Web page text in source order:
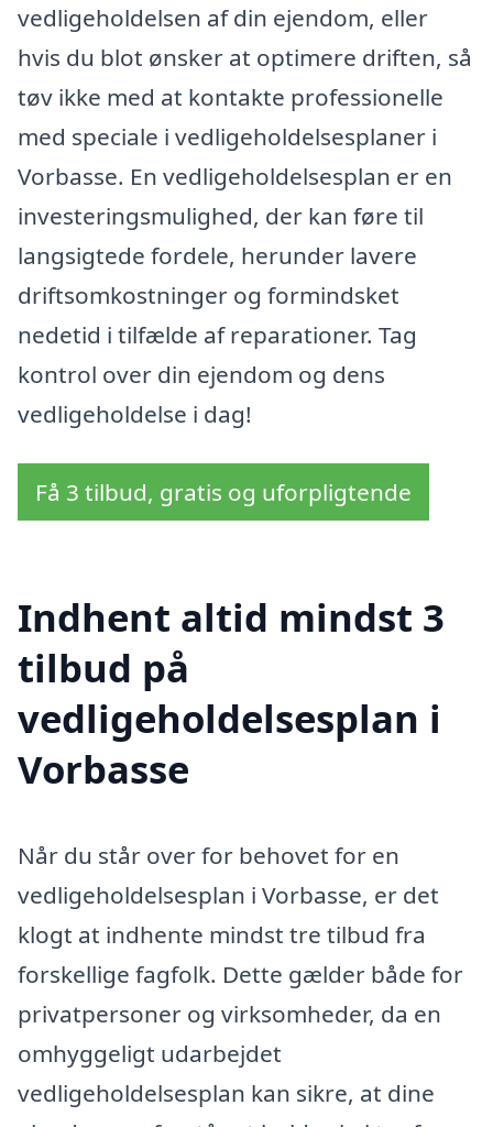
vedligeholdelsen af din ejendom, eller
hvis du blot ønsker at optimere driften, så
tøv ikke med at kontakte professionelle
med speciale i vedligeholdelsesplaner i
Vorbasse. En vedligeholdelsesplan er en
investeringsmulighed, der kan føre til
langsigtede fordele, herunder lavere
driftsomkostninger og formindsket
nedetid i tilfælde af reparationer. Tag
kontrol over din ejendom og dens
vedligeholdelse i dag!
Få 3 tilbud, gratis og uforpligtende
Indhent altid mindst 3
tilbud på
vedligeholdelsesplan i
Vorbasse
Når du står over for behovet for en
vedligeholdelsesplan i Vorbasse, er det
klogt at indhente mindst tre tilbud fra
forskellige fagfolk. Dette gælder både for
privatpersoner og virksomheder, da en
omhyggeligt udarbejdet
vedligeholdelsesplan kan sikre, at dine